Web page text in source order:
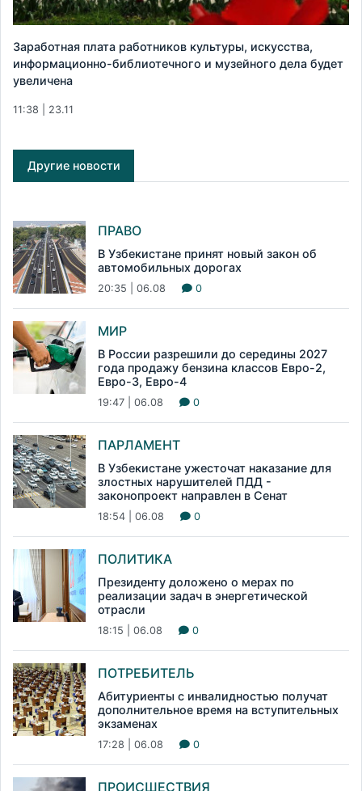
Заработная плата работников культуры, искусства,
информационно-библиотечного и музейного дела будет
увеличена
11:38 | 23.11
Другие новости
ПРАВО
В Узбекистане принят новый закон об
автомобильных дорогах
20:35 | 06.08 0
МИР
В России разрешили до середины 2027
года продажу бензина классов Евро-2,
Евро-3, Евро-4
19:47 | 06.08 0
ПАРЛАМЕНТ
В Узбекистане ужесточат наказание для
злостных нарушителей ПДД -
законопроект направлен в Сенат
18:54 | 06.08 0
ПОЛИТИКА
Президенту доложено о мерах по
реализации задач в энергетической
отрасли
18:15 | 06.08 0
ПОТРЕБИТЕЛЬ
Абитуриенты с инвалидностью получат
дополнительное время на вступительных
экзаменах
17:28 | 06.08 0
ПРОИСШЕСТВИЯ